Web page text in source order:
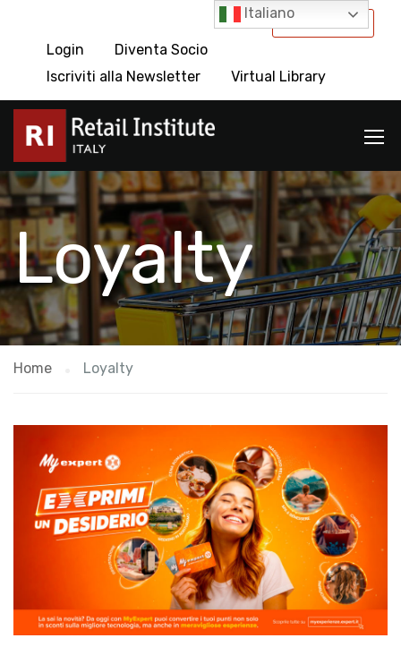
International
Login
Diventa Socio
Iscriviti alla Newsletter
Virtual Library
Loyalty
Home Loyalty
Italiano